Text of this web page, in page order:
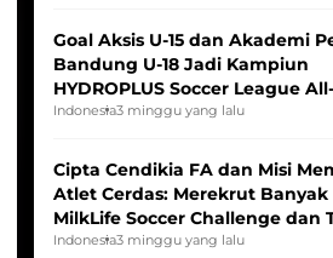
Goal Aksis U-15 dan Akademi
Bandung U-18 Jadi Kampiun
HYDROPLUS Soccer League
2025/2026
Indonesia3 minggu yang lalu
Cipta Cendikia FA dan Misi
Atlet Cerdas: Merekrut Banyak
MilkLife Soccer Challenge dan
HYDROPLUS Soccer League
Indonesia3 minggu yang lalu